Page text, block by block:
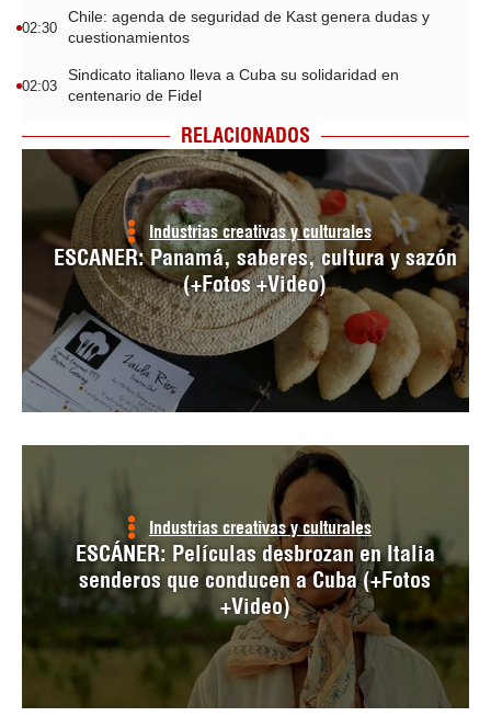
02:30
Chile: agenda de seguridad de Kast genera dudas y
cuestionamientos
02:03
Sindicato italiano lleva a Cuba su solidaridad en
centenario de Fidel
RELACIONADOS
Industrias creativas y culturales
ESCANER: Panamá, saberes, cultura y sazón
(+Fotos +Video)
Industrias creativas y culturales
ESCÁNER: Películas desbrozan en Italia
senderos que conducen a Cuba (+Fotos
+Video)